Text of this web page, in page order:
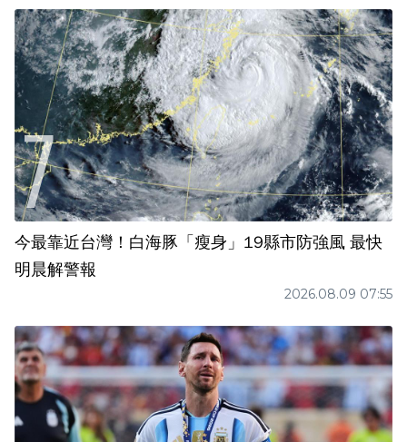
今最靠近台灣！白海豚「瘦身」19縣市防強風 最快
明晨解警報
2026.08.09 07:55